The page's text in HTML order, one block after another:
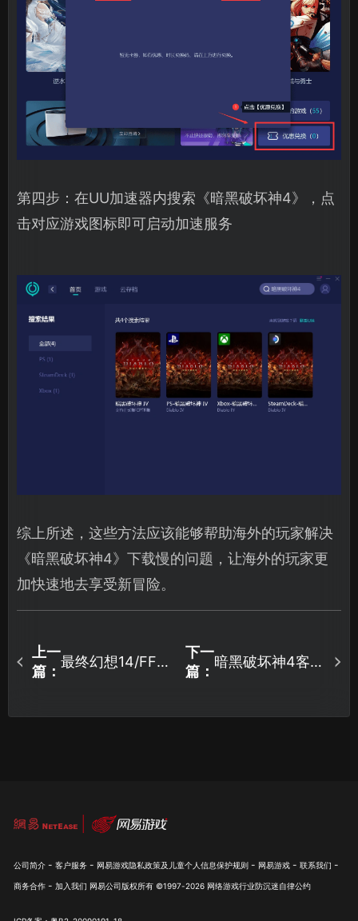
第四步：在UU加速器内搜索《暗黑破坏神4》，点
击对应游戏图标即可启动加速服务
综上所述，这些方法应该能够帮助海外的玩家解决
《暗黑破坏神4》下载慢的问题，让海外的玩家更
加快速地去享受新冒险。
上一
篇：
最终幻想14/FF14
（30000000）
下一
篇：
暗黑破坏神4客户
配怎么办？
公司简介 - 客户服务 - 网易游戏隐私政策及儿童个人信息保护规则 - 网易游戏 - 联系我们 -
商务合作 - 加入我们 网易公司版权所有 ©1997-2026 网络游戏行业防沉迷自律公约